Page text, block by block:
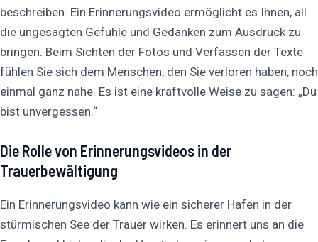
beschreiben. Ein Erinnerungsvideo ermöglicht es Ihnen, all
die ungesagten Gefühle und Gedanken zum Ausdruck zu
bringen. Beim Sichten der Fotos und Verfassen der Texte
fühlen Sie sich dem Menschen, den Sie verloren haben, noch
einmal ganz nahe. Es ist eine kraftvolle Weise zu sagen: „Du
bist unvergessen.“
Die Rolle von Erinnerungsvideos in der
Trauerbewältigung
Ein Erinnerungsvideo kann wie ein sicherer Hafen in der
stürmischen See der Trauer wirken. Es erinnert uns an die